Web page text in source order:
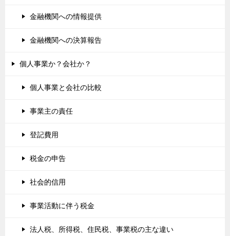
金融機関への情報提供
金融機関への決算報告
個人事業か？会社か？
個人事業と会社の比較
事業主の責任
登記費用
税金の申告
社会的信用
事業活動に伴う税金
法人税、所得税、住民税、事業税の主な違い